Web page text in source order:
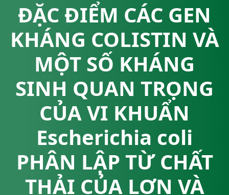
ĐẶC ĐIỂM CÁC GEN
KHÁNG COLISTIN VÀ
MỘT SỐ KHÁNG
SINH QUAN TRỌNG
CỦA VI KHUẨN
Escherichia coli
PHÂN LẬP TỪ CHẤT
THẢI CỦA LỢN VÀ